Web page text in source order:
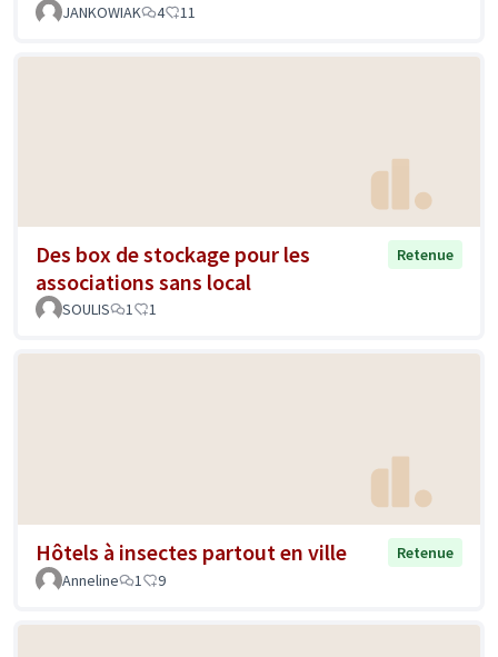
JANKOWIAK 4 11
Des box de stockage pour les
associations sans local
Retenue
SOULIS 1 1
Hôtels à insectes partout en ville
Retenue
Anneline
1 9